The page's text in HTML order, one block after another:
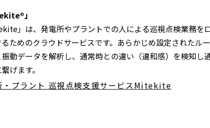
」
」は、発電所やプラントでの人による巡視点検業務を
ためのクラウドサービスです。あらかじめ設定されたル
動データを解析し、通常時との違い（違和感）を検知し
げます。
・プラント 巡視点検支援サービスMitekite